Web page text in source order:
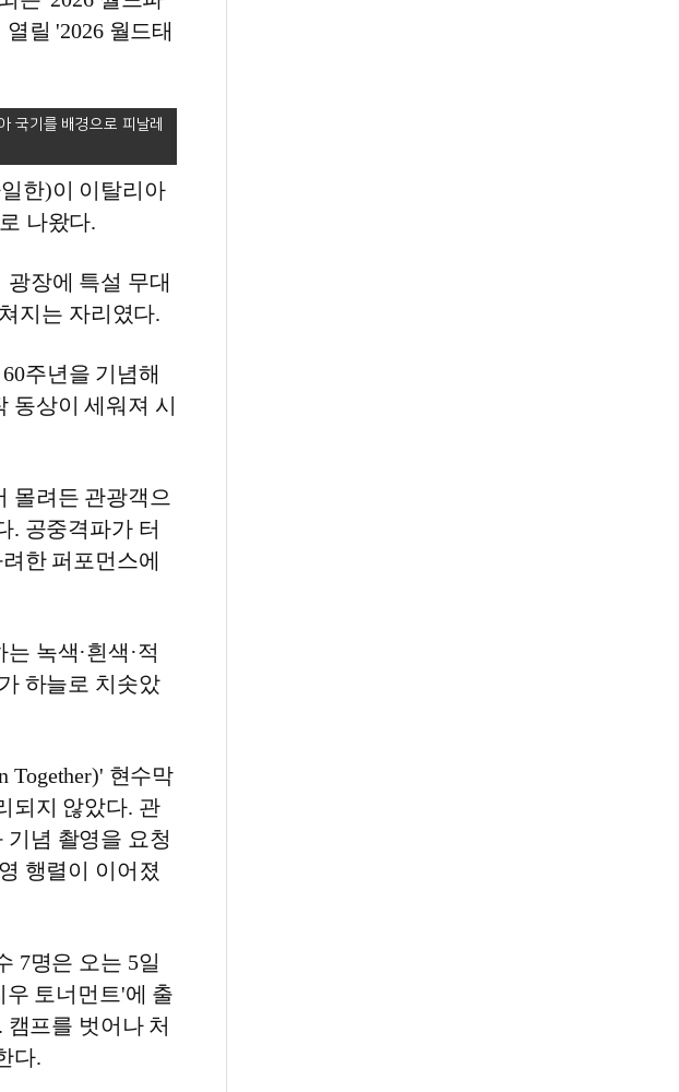
릴 '2026 월드태
국기를 배경으로 피날레
한)이 이탈리아
나왔다.
장에 특설 무대
지는 자리였다.
주년을 기념해
동상이 세워져 시
몰려든 관광객으
. 공중격파가 터
한 퍼포먼스에
녹색·흰색·적
하늘로 치솟았
Together)' 현수막
되지 않았다. 관
념 촬영을 요청
행렬이 이어졌
7명은 오는 5일
토너먼트'에 출
프를 벗어나 처
다.